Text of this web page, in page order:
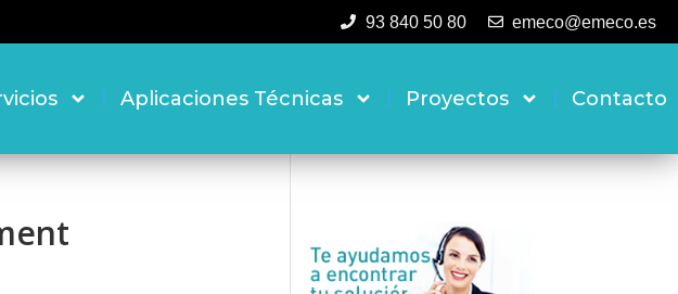
93 840 50 80 emeco@emeco.es
Aplicaciones Técnicas Proyectos Contacto